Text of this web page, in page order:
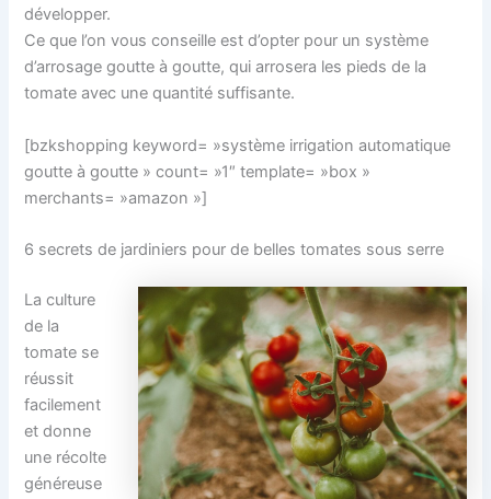
développer.
Ce que l’on vous conseille est d’opter pour un système
d’arrosage goutte à goutte, qui arrosera les pieds de la
tomate avec une quantité suffisante.
[bzkshopping keyword= »système irrigation automatique
goutte à goutte » count= »1″ template= »box »
merchants= »amazon »]
6 secrets de jardiniers pour de belles tomates sous serre
La culture
de la
tomate se
réussit
facilement
et donne
une récolte
généreuse